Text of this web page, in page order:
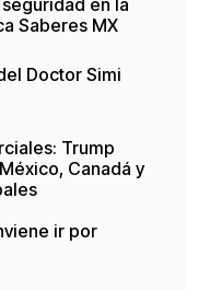
en la
Saberes MX
Doctor Simi
Trump
Canadá y
ir por